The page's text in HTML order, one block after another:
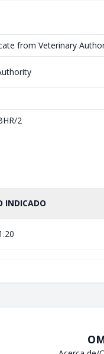
from Veterinary
2
INDICADO